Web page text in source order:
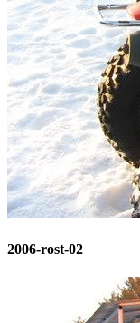
2006-rost-02